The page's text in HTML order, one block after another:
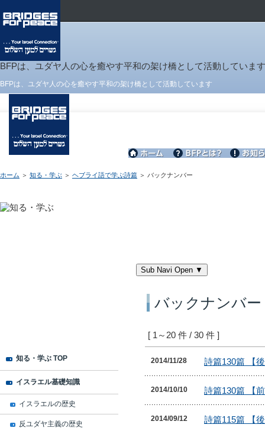
BFPは、ユダヤ人の心を癒やす平和の架け橋として活動しています
BFPは、ユダヤ人の心を癒やす平和の架け橋として活動しています
ホーム ＞ 知る・学ぶ ＞ ヘブライ語で学ぶ詩篇 ＞ バックナンバー
Sub Navi Open ▼
バックナンバー
[ 1～20 件 / 30 件 ]
2014/11/28
2014/10/10
2014/09/12
知る・学ぶ TOP
イスラエル基礎知識
イスラエルの歴史
反ユダヤ主義の歴史